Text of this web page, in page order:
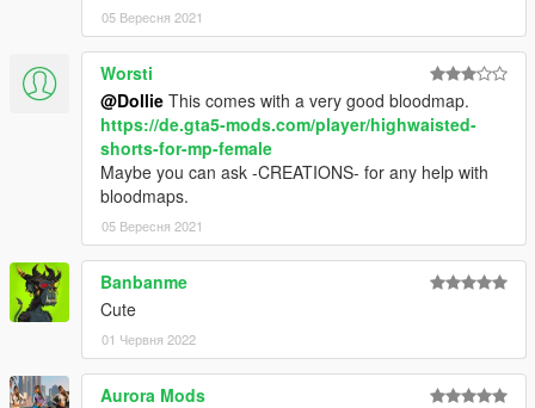
05 Вересня 2021
Worsti
@Dollie This comes with a very good bloodmap.
https://de.gta5-mods.com/player/highwaisted-
shorts-for-mp-female
Maybe you can ask -CREATIONS- for any help with
bloodmaps.
05 Вересня 2021
Banbanme
Cute
01 Червня 2022
Aurora Mods